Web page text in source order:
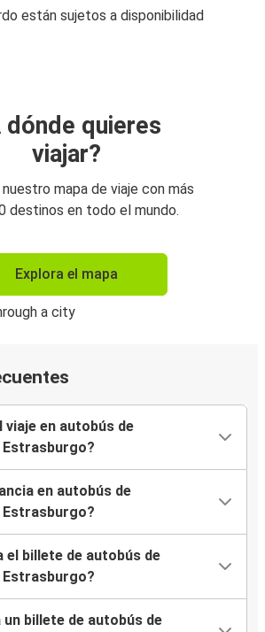
están sujetos a disponibilidad
dónde quieres
viajar?
mapa de viaje con más
destinos en todo el mundo.
Explora el mapa
viaje en autobús de
Estrasburgo?
en autobús de
Estrasburgo?
el billete de autobús de
Estrasburgo?
un billete de autobús de